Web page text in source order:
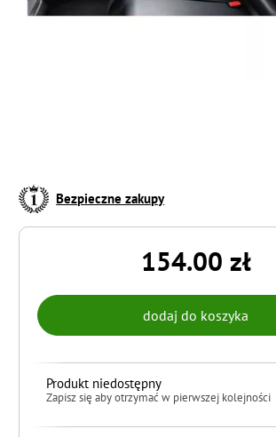
Bezpieczne zakupy
154.00 zł
Produkt niedostępny
Zapisz się aby otrzymać w pierwszej kolejności